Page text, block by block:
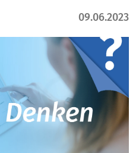
09.06.2023